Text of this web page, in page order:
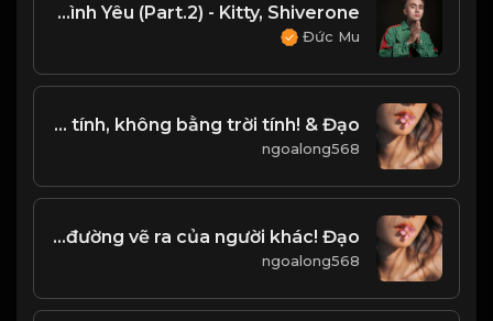
Chuyện Tình Yêu (Part.2) - Kitty, Shiverone
Đức Mu
Người tính, không bằng trời tính! & Đạo
ngoalong568
Đây là chính mình, đừng bước đi trên con đường vẽ ra của người khác! Đạo
ngoalong568